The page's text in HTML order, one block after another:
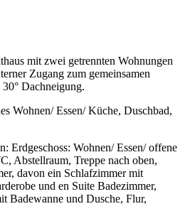
mit zwei getrennten Wohnungen
Zugang zum gemeinsamen
Dachneigung.
Wohnen/ Essen/ Küche, Duschbad,
Erdgeschoss: Wohnen/ Essen/ offene
Abstellraum, Treppe nach oben,
davon ein Schlafzimmer mit
und en Suite Badezimmer,
Badewanne und Dusche, Flur,